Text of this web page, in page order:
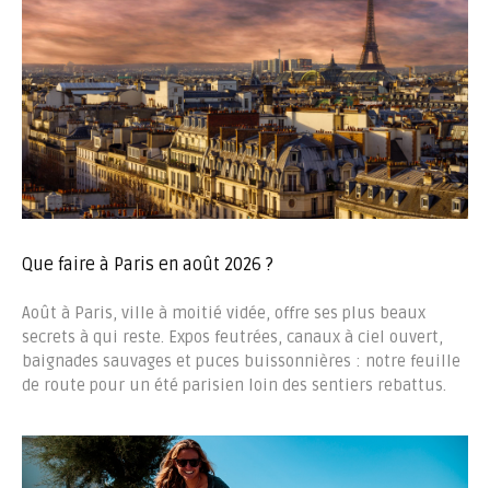
Que faire à Paris en août 2026 ?
Août à Paris, ville à moitié vidée, offre ses plus beaux
secrets à qui reste. Expos feutrées, canaux à ciel ouvert,
baignades sauvages et puces buissonnières : notre feuille
de route pour un été parisien loin des sentiers rebattus.